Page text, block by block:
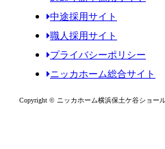
中途採用サイト
職人採用サイト
プライバシーポリシー
ニッカホーム総合サイト
Copyright © ニッカホーム横浜保土ケ谷ショー